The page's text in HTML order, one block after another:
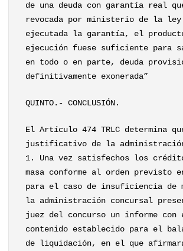
de una deuda con garantía real
revocada por ministerio de la
ejecutada la garantía, el
ejecución fuese suficiente para
en todo o en parte, deuda
definitivamente exonerada”
QUINTO.- CONCLUSIÓN.
El Artículo 474 TRLC determina
justificativo de la
1. Una vez satisfechos los
masa conforme al orden previsto
para el caso de insuficiencia de
la administración concursal
juez del concurso un informe con
contenido establecido para el
de liquidación, en el que